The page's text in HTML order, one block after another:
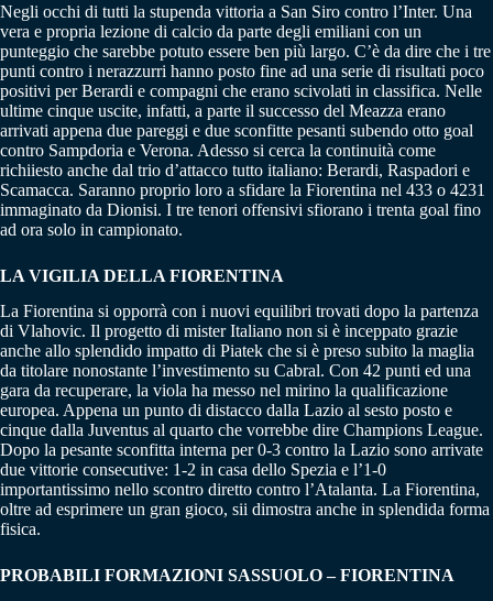
Negli occhi di tutti la stupenda vittoria a San Siro contro l’Inter. Una
vera e propria lezione di calcio da parte degli emiliani con un
punteggio che sarebbe potuto essere ben più largo. C’è da dire che i tre
punti contro i nerazzurri hanno posto fine ad una serie di risultati poco
positivi per Berardi e compagni che erano scivolati in classifica. Nelle
ultime cinque uscite, infatti, a parte il successo del Meazza erano
arrivati appena due pareggi e due sconfitte pesanti subendo otto goal
contro Sampdoria e Verona. Adesso si cerca la continuità come
richiiesto anche dal trio d’attacco tutto italiano: Berardi, Raspadori e
Scamacca. Saranno proprio loro a sfidare la Fiorentina nel 433 o 4231
immaginato da Dionisi. I tre tenori offensivi sfiorano i trenta goal fino
ad ora solo in campionato.
LA VIGILIA DELLA FIORENTINA
La Fiorentina si opporrà con i nuovi equilibri trovati dopo la partenza
di Vlahovic. Il progetto di mister Italiano non si è inceppato grazie
anche allo splendido impatto di Piatek che si è preso subito la maglia
da titolare nonostante l’investimento su Cabral. Con 42 punti ed una
gara da recuperare, la viola ha messo nel mirino la qualificazione
europea. Appena un punto di distacco dalla Lazio al sesto posto e
cinque dalla Juventus al quarto che vorrebbe dire Champions League.
Dopo la pesante sconfitta interna per 0-3 contro la Lazio sono arrivate
due vittorie consecutive: 1-2 in casa dello Spezia e l’1-0
importantissimo nello scontro diretto contro l’Atalanta. La Fiorentina,
oltre ad esprimere un gran gioco, sii dimostra anche in splendida forma
fisica.
PROBABILI FORMAZIONI SASSUOLO – FIORENTINA